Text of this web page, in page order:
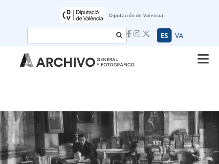
Diputación de Valencia
ES VA